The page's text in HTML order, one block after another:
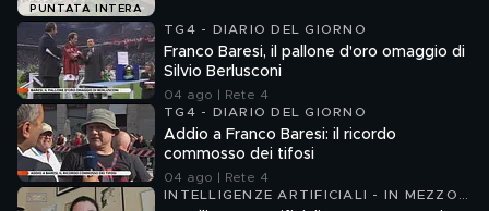
PUNTATA INTERA
TG4 - DIARIO DEL GIORNO
Franco Baresi, il pallone d'oro omaggio di
Silvio Berlusconi
04 ago | Rete 4
TG4 - DIARIO DEL GIORNO
Addio a Franco Baresi: il ricordo
commosso dei tifosi
04 ago | Rete 4
INTELLIGENZE ARTIFICIALI - IN MEZZO